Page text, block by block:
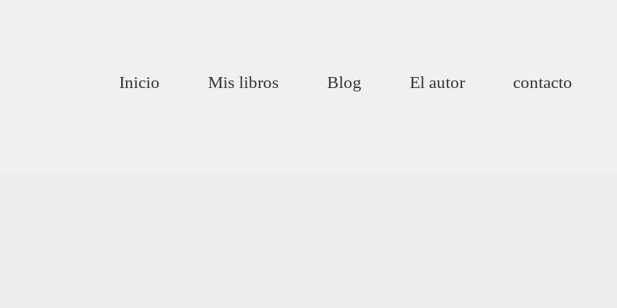
Inicio Mis libros Blog El autor contacto